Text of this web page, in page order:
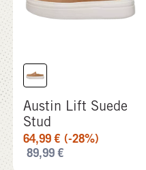
Austin Lift Suede
Stud
64,99€ (-28%)
89,99€